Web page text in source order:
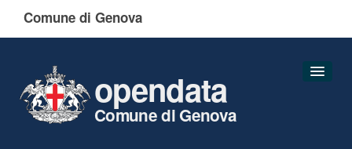
Comune di Genova
opendata
Comune di Genova